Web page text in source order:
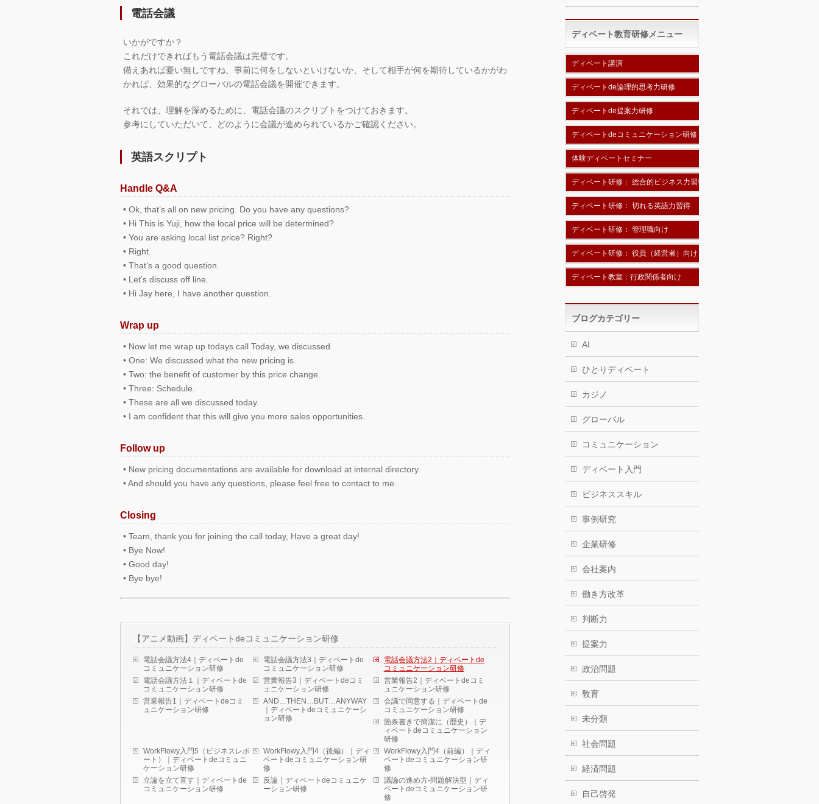
電話会議
いかがですか？
これだけできればもう電話会議は完璧です。
備えあれば憂い無しですね、事前に何をしないといけないか、そして相手が何を期待しているかがわ
かれば、効果的なグローバルの電話会議を開催できます。
それでは、理解を深めるために、電話会議のスクリプトをつけておきます。
参考にしていただいて、どのように会議が進められているかご確認ください。
英語スクリプト
Handle Q&A
• Ok, that’s all on new pricing. Do you have any questions?
• Hi This is Yuji, how the local price will be determined?
• You are asking local list price? Right?
• Right.
• That’s a good question.
• Let’s discuss off line.
• Hi Jay here, I have another question.
Wrap up
• Now let me wrap up todays call Today, we discussed.
• One: We discussed what the new pricing is.
• Two: the benefit of customer by this price change.
• Three: Schedule.
• These are all we discussed today.
• I am confident that this will give you more sales opportunities.
Follow up
• New pricing documentations are available for download at internal directory.
• And should you have any questions, please feel free to contact to me.
Closing
• Team, thank you for joining the call today, Have a great day!
• Bye Now!
• Good day!
• Bye bye!
【アニメ動画】ディベートdeコミュニケーション研修
電話会議方法4｜ディベートde
コミュニケーション研修
電話会議方法3｜ディベートde
コミュニケーション研修
電話会議方法2｜ディベートde
コミュニケーション研修
電話会議方法１｜ディベートde
コミュニケーション研修
営業報告3｜ディベートdeコミ
ュニケーション研修
営業報告2｜ディベートdeコミ
ュニケーション研修
営業報告1｜ディベートdeコミ
ュニケーション研修
AND…THEN…BUT…ANYWAY
｜ディベートdeコミュニケーシ
ョン研修
会議で同意する｜ディベートde
コミュニケーション研修
箇条書きで簡潔に（歴史）｜デ
ィベートdeコミュニケーション
研修
WorkFlowy入門5（ビジネスレポ
ート）｜ディベートdeコミュニ
ケーション研修
WorkFlowy入門4（後編）｜ディ
ベートdeコミュニケーション研
修
WorkFlowy入門4（前編）｜ディ
ベートdeコミュニケーション研
修
立論を立て直す｜ディベートde
コミュニケーション研修
反論｜ディベートdeコミュニケ
ーション研修
議論の進め方-問題解決型｜ディ
ベートdeコミュニケーション研
修
ディベート教育研修メニュー
ディベート講演
ディベートde論理的思考力研修
ディベートde提案力研修
ディベートdeコミュニケーション研修
体験ディベートセミナー
ディベート研修： 総合的ビジネス力習得
ディベート研修： 切れる英語力習得
ディベート研修： 管理職向け
ディベート研修： 役員（経営者）向け
ディベート教室：行政関係者向け
ブログカテゴリー
AI
ひとりディベート
カジノ
グローバル
コミュニケーション
ディベート入門
ビジネススキル
事例研究
企業研修
会社案内
働き方改革
判断力
提案力
政治問題
敎育
未分類
社会問題
経済問題
自己啓発